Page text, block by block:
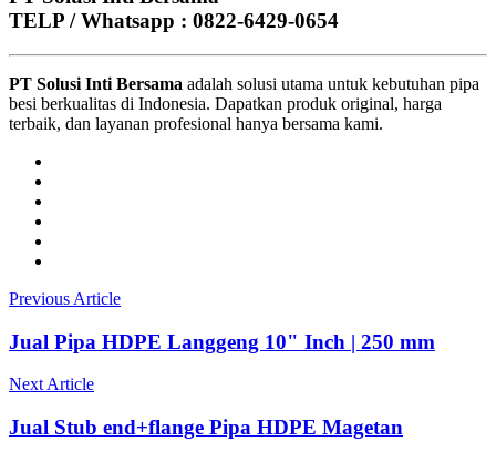
TELP / Whatsapp : 0822-6429-0654
PT Solusi Inti Bersama adalah solusi utama untuk kebutuhan pipa
besi berkualitas di Indonesia. Dapatkan produk original, harga
terbaik, dan layanan profesional hanya bersama kami.
Previous Article
Jual Pipa HDPE Langgeng 10" Inch | 250 mm
Next Article
Jual Stub end+flange Pipa HDPE Magetan